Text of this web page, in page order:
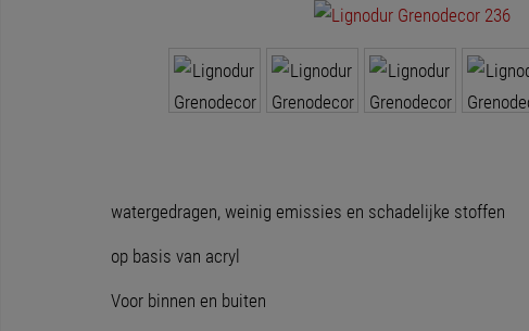
watergedragen, weinig emissies en schadelijke stoffen
op basis van acryl
Voor binnen en buiten